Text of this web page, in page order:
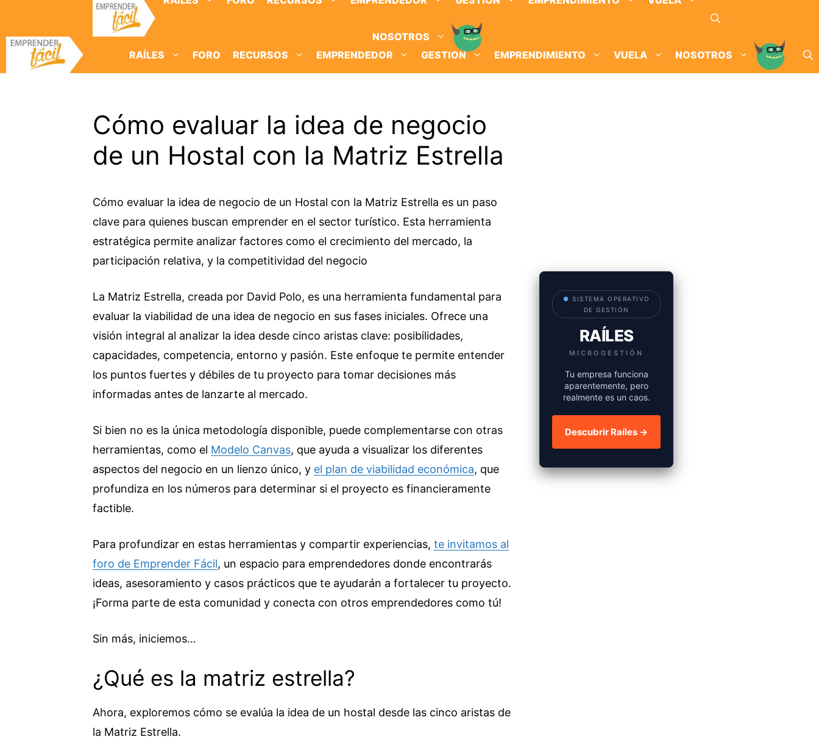
contenido
NOSOTROS
RAÍLES
FORO RECURSOS EMPRENDEDOR GESTION EMPRENDIMIENTO VUELA NOSOTROS
Cómo evaluar la idea de negocio
de un Hostal con la Matriz Estrella
Cómo evaluar la idea de negocio de un Hostal con la Matriz Estrella es un paso
clave para quienes buscan emprender en el sector turístico. Esta herramienta
estratégica permite analizar factores como el crecimiento del mercado, la
participación relativa, y la competitividad del negocio
La Matriz Estrella, creada por David Polo, es una herramienta fundamental para
evaluar la viabilidad de una idea de negocio en sus fases iniciales. Ofrece una
visión integral al analizar la idea desde cinco aristas clave: posibilidades,
capacidades, competencia, entorno y pasión. Este enfoque te permite entender
los puntos fuertes y débiles de tu proyecto para tomar decisiones más
informadas antes de lanzarte al mercado.
Si bien no es la única metodología disponible, puede complementarse con otras
herramientas, como el Modelo Canvas, que ayuda a visualizar los diferentes
aspectos del negocio en un lienzo único, y el plan de viabilidad económica, que
profundiza en los números para determinar si el proyecto es financieramente
factible.
Para profundizar en estas herramientas y compartir experiencias, te invitamos al
foro de Emprender Fácil, un espacio para emprendedores donde encontrarás
ideas, asesoramiento y casos prácticos que te ayudarán a fortalecer tu proyecto.
¡Forma parte de esta comunidad y conecta con otros emprendedores como tú!
Sin más, iniciemos…
¿Qué es la matriz estrella?
Ahora, exploremos cómo se evalúa la idea de un hostal desde las cinco aristas de
la Matriz Estrella.
● SISTEMA OPERATIVO
DE GESTIÓN
RAÍLES
MICROGESTIÓN
Tu empresa funciona
aparentemente, pero
realmente es un caos.
Descubrir Raíles →